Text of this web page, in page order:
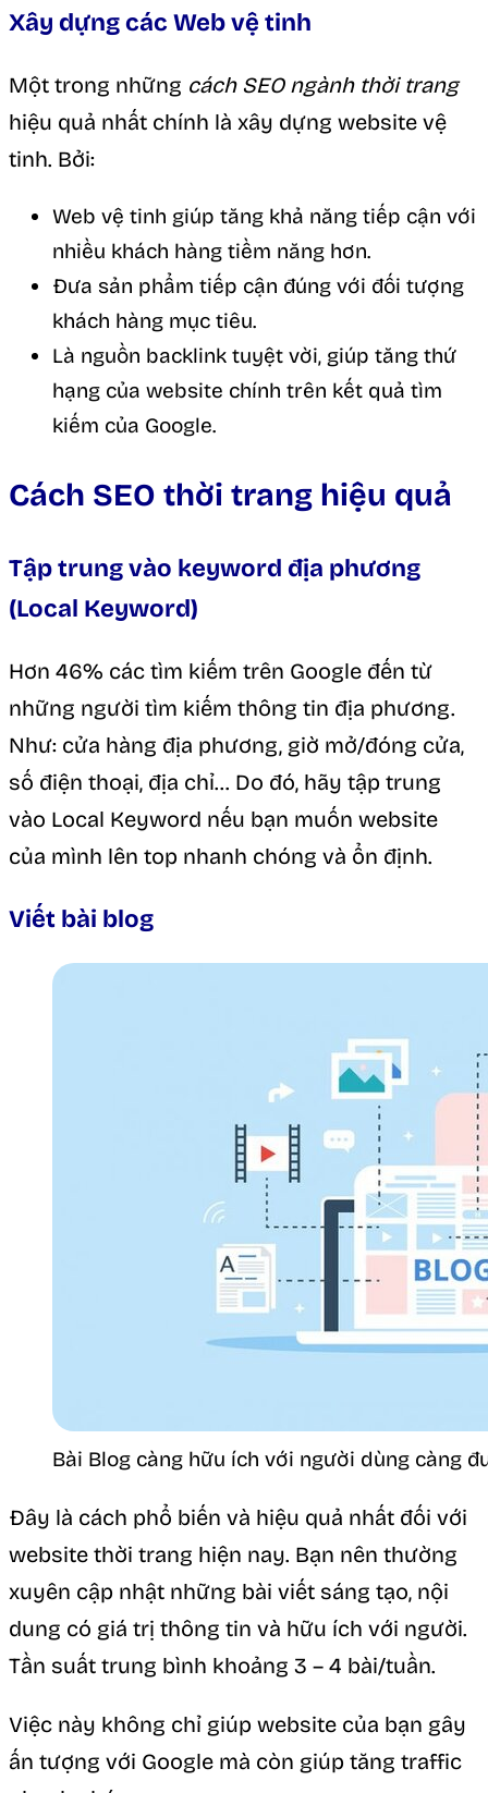
Xây dựng các Web vệ tinh
Một trong những cách SEO ngành thời trang
hiệu quả nhất chính là xây dựng website vệ
tinh. Bởi:
Web vệ tinh giúp tăng khả năng tiếp cận với
nhiều khách hàng tiềm năng hơn.
Đưa sản phẩm tiếp cận đúng với đối tượng
khách hàng mục tiêu.
Là nguồn backlink tuyệt vời, giúp tăng thứ
hạng của website chính trên kết quả tìm
kiếm của Google.
Cách SEO thời trang hiệu quả
Tập trung vào keyword địa phương
(Local Keyword)
Hơn 46% các tìm kiếm trên Google đến từ
những người tìm kiếm thông tin địa phương.
Như: cửa hàng địa phương, giờ mở/đóng cửa,
số điện thoại, địa chỉ… Do đó, hãy tập trung
vào Local Keyword nếu bạn muốn website
của mình lên top nhanh chóng và ổn định.
Viết bài blog
Bài Blog càng hữu ích với người dùng càng
Đây là cách phổ biến và hiệu quả nhất đối với
website thời trang hiện nay. Bạn nên thường
xuyên cập nhật những bài viết sáng tạo, nội
dung có giá trị thông tin và hữu ích với người.
Tần suất trung bình khoảng 3 – 4 bài/tuần.
Việc này không chỉ giúp website của bạn gây
ấn tượng với Google mà còn giúp tăng traffic